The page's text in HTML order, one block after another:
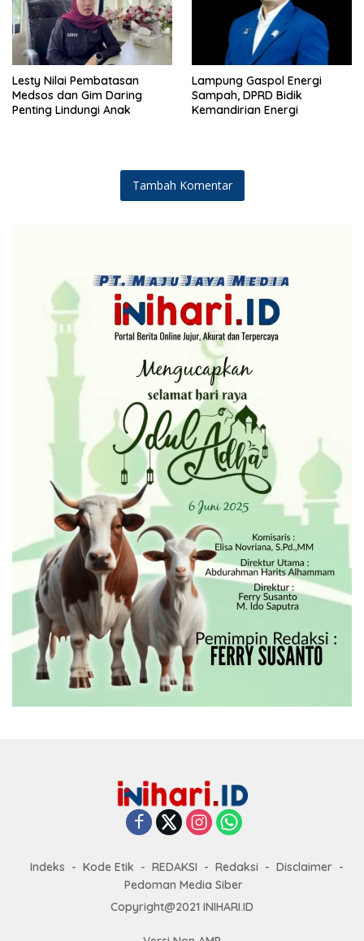
Lesty Nilai Pembatasan
Medsos dan Gim Daring
Penting Lindungi Anak
Lampung Gaspol Energi
Sampah, DPRD Bidik
Kemandirian Energi
Tambah Komentar
Indeks Kode Etik REDAKSI Redaksi
Disclaimer
Pedoman Media Siber
Copyright@2021 INIHARI.ID